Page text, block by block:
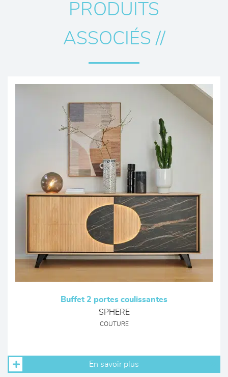
PRODUITS
ASSOCIÉS //
Buffet 2 portes coulissantes
SPHERE
COUTURE
En savoir plus